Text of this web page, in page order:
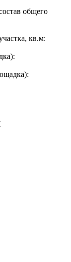
общего
кв.м: